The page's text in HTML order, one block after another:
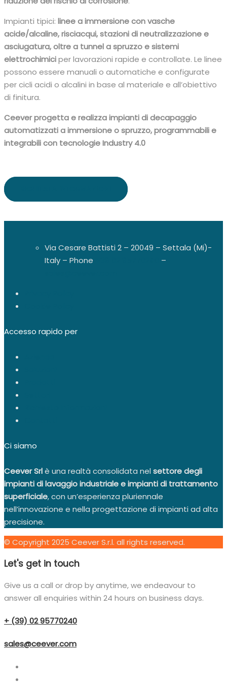
Impianti tipici: linee a immersione con vasche
acide/alcaline, risciacqui, stazioni di neutralizzazione e
asciugatura, oltre a tunnel a spruzzo e sistemi
elettrochimiciper lavorazioni rapide e controllate.​ Le linee
possono essere manuali o automatiche e configurate
per cicli acidi o alcalini in base al materiale e all’obiettivo
di finitura.
Ceever progetta e realizza impianti di decapaggio
automatizzati a immersione o spruzzo, programmabili e
integrabili con tecnologie Industry 4.0
Via Cesare Battisti 2 – 20049 – Settala (Mi)-
Italy – Phone
–
Accesso rapido per
Ci siamo
Ceever Srlè una realtà consolidata nelsettore degli
impianti di lavaggio industriale e impianti di trattamento
superficiale, con un’esperienza pluriennale
nell’innovazione e nella progettazione di impianti ad alta
precisione.
© Copyright 2025 Ceever S.r.l. all rights reserved.
Let's get in touch
Give us a call or drop by anytime, we endeavour to
answer all enquiries within 24 hours on business days.
+ (39) 02 95770240
sales@ceever.com